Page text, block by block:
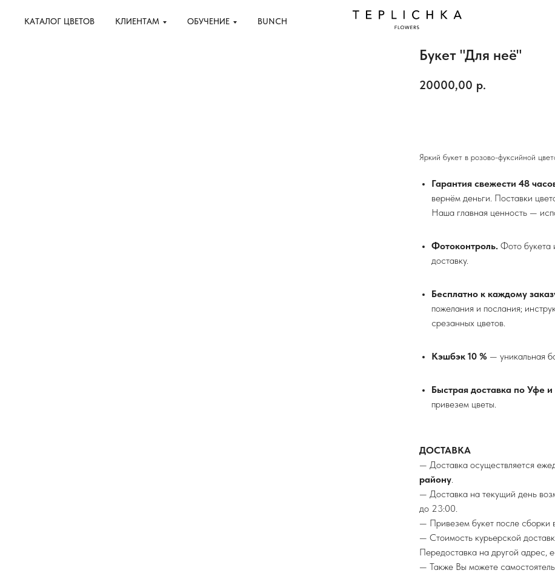
КАТАЛОГ ЦВЕТОВ КЛИЕНТАМ ОБУЧЕНИЕ BUNCH
Букет "Для неё"
20000,00 р.
Яркий букет в розово-фуксийной
Гарантия свежести 48
вернём деньги. Поставки
Наша главная ценность —
Фотоконтроль. Фото букета
доставку.
Бесплатно к каждому
пожелания и послания;
срезанных цветов.
Кэшбэк 10 % — уникальная
Быстрая доставка по Уфе
привезем цветы.
ДОСТАВКА
— Доставка осуществляется
району.
— Доставка на текущий день
до 23:00.
— Привезем букет после сборки
— Стоимость курьерской
Передоставка на другой адрес,
— Также Вы можете